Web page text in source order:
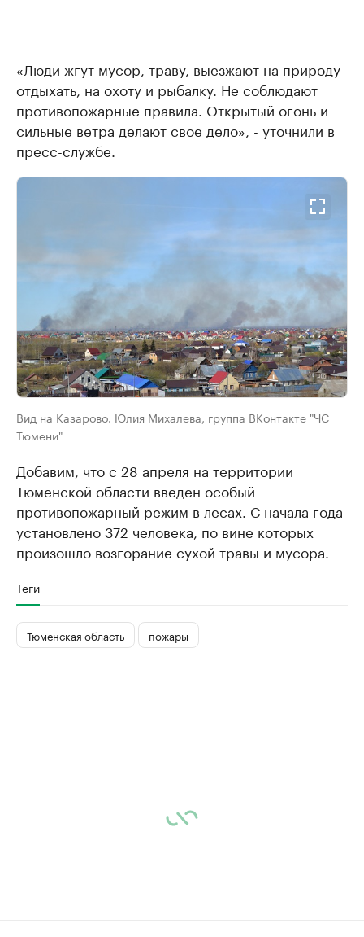
«Люди жгут мусор, траву, выезжают на природу
отдыхать, на охоту и рыбалку. Не соблюдают
противопожарные правила. Открытый огонь и
сильные ветра делают свое дело», - уточнили в
пресс-службе.
Вид на Казарово. Юлия Михалева, группа ВКонтакте "ЧС
Тюмени"
Добавим, что с 28 апреля на территории
Тюменской области введен особый
противопожарный режим в лесах. С начала года
установлено 372 человека, по вине которых
произошло возгорание сухой травы и мусора.
Теги
Тюменская область пожары